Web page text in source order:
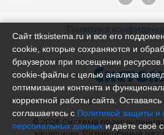
Политика
© 2026 Система
Сайт ttksistema.ru и все его
cookie, которые сохраняются и
браузером при посещении
cookie‑файлы с целью анализа
оптимизации контента и
корректной работы сайта.
соглашаетесь с Политикой защиты и
персональных данныхи даёте своё